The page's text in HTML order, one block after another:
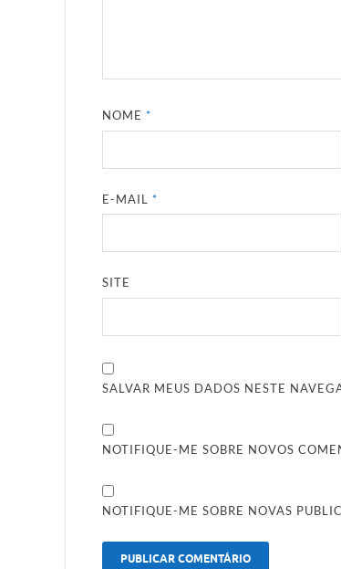
NOME*
E-MAIL*
SITE
SALVAR MEUS DADOS NESTE
NOTIFIQUE-ME SOBRE NOVOS
NOTIFIQUE-ME SOBRE NOVAS